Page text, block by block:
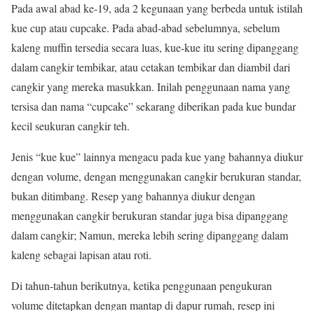
Pada awal abad ke-19, ada 2 kegunaan yang berbeda untuk istilah
kue cup atau cupcake. Pada abad-abad sebelumnya, sebelum
kaleng muffin tersedia secara luas, kue-kue itu sering dipanggang
dalam cangkir tembikar, atau cetakan tembikar dan diambil dari
cangkir yang mereka masukkan. Inilah penggunaan nama yang
tersisa dan nama “cupcake” sekarang diberikan pada kue bundar
kecil seukuran cangkir teh.
Jenis “kue kue” lainnya mengacu pada kue yang bahannya diukur
dengan volume, dengan menggunakan cangkir berukuran standar,
bukan ditimbang. Resep yang bahannya diukur dengan
menggunakan cangkir berukuran standar juga bisa dipanggang
dalam cangkir; Namun, mereka lebih sering dipanggang dalam
kaleng sebagai lapisan atau roti.
Di tahun-tahun berikutnya, ketika penggunaan pengukuran
volume ditetapkan dengan mantap di dapur rumah, resep ini